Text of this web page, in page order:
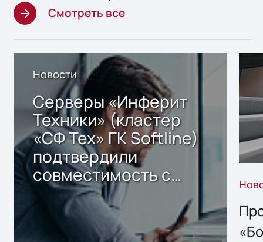
Смотреть все
Новости
Серверы «Инферит
Техники» (кластер
«СФ Тех» ГК Softline)
подтвердили
совместимость с
решением Sharx
Storage 2.x для
хранения данных